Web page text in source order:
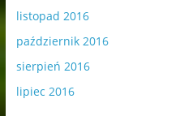
listopad 2016
październik 2016
sierpień 2016
lipiec 2016